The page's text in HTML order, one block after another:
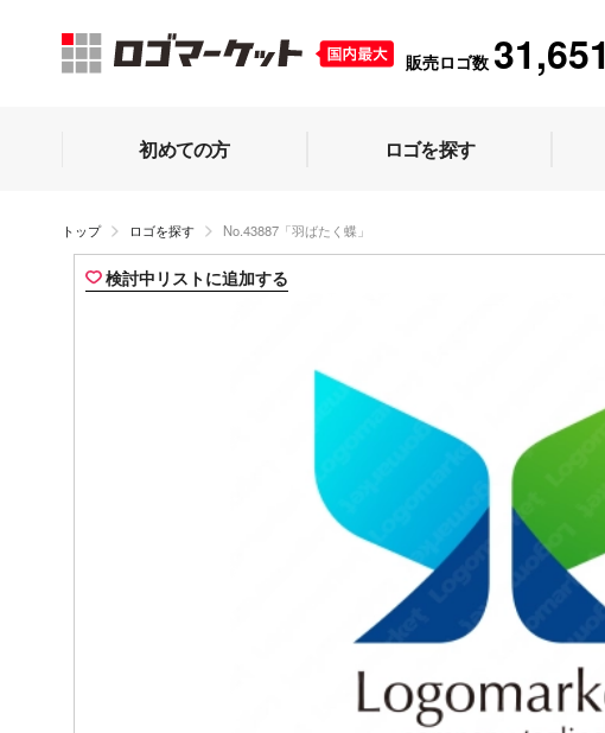
販売ロゴ数 31,651
初めての方 ロゴを探す
トップ ロゴを探す No.43887「羽ばたく蝶」
検討中リストに追加する